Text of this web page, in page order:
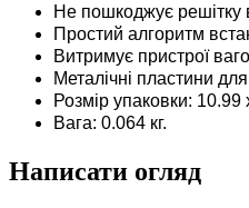
Не пошкоджує решітку
Простий алгоритм
Витримує пристрої
Металічні пластини
Розмір упаковки:
Вага: 0.064 кг.
Написати огляд